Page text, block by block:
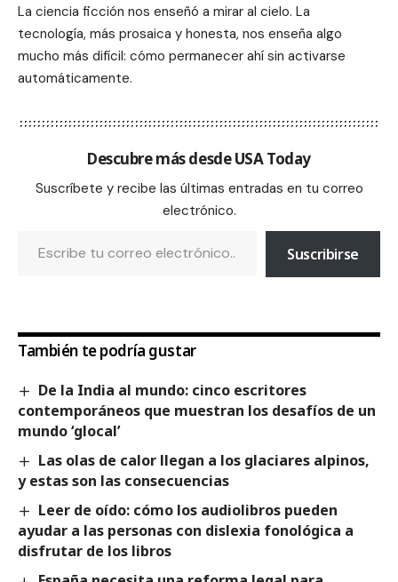
La ciencia ficción nos enseñó a mirar al cielo. La
tecnología, más prosaica y honesta, nos enseña algo
mucho más difícil: cómo permanecer ahí sin activarse
automáticamente.
Descubre más desde USA Today
Suscríbete y recibe las últimas entradas en tu correo
electrónico.
Suscribirse
También te podría gustar
De la India al mundo: cinco escritores
contemporáneos que muestran los desafíos de un
mundo ‘glocal’
Las olas de calor llegan a los glaciares alpinos,
y estas son las consecuencias
Leer de oído: cómo los audiolibros pueden
ayudar a las personas con dislexia fonológica a
disfrutar de los libros